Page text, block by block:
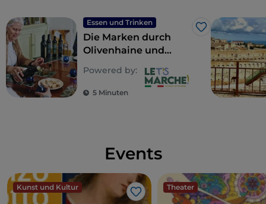
Essen und Trinken
Like
Die Marken durch
Olivenhaine und
Geschmack auf Kultur
trifft
Powered by:
5 Minuten
Events
Kunst und Kultur
Like
Theater